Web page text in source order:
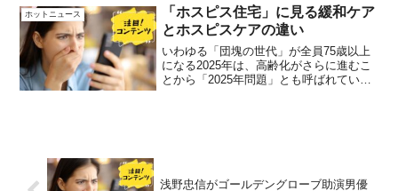
暴れん坊将軍」では、吉宗の治世となっ
てから二十有余年を...
ホットニュース
「ホスピス住宅」に見る緩和ケア
とホスピスケアの違い
いわゆる「団塊の世代」が全員75歳以上
になる2025年は、高齢化がさらに進むこ
とから「2025年問題」とも呼ばれていま
浅野忠信がゴールデングローブ助演男優